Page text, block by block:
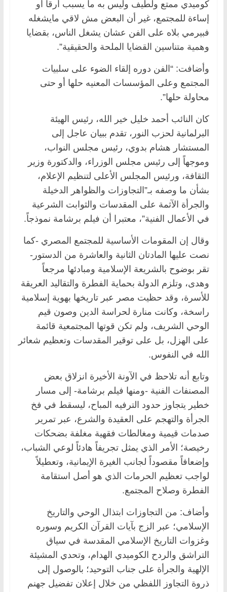
كوميدي ممتع ولطيف وليس به ما يسبب أرقا أو
إساءة للمجتمع، غير أن البعض مش لاقي مايشغله
فبيرمي بلاه على الفن عشان يشغل الناس، بقضايا
وهمية متناسين القضايا الملحة والحقيقية”.
وأضافت: “الفن دوره إلقاء الضوء على سلبيات
المجتمع وعلى المؤسسات المعنيه حلها أو حتى
محاولة حلها”.
كان النائب أحمد خليل خير الله، رئيس الهيئة
البرلمانية لحزب النور، تقدم ببيان عاجل إلى
المستشار هشام بدوي، رئيس مجلس النواب،
وموجهاً إلى رئيس مجلس الوزراء، والدكتورة وزير
الثقافة، ورئيس المجلس الأعلى لتنظيم الإعلام،
بشأن ما وصفه بـ”التجاوزات والظواهر الدخيلة
والجرأة الآثمة على المقدسات والثوابت الشرعية
في الأعمال الفنية”، معتبرا أن فيلم برشامة نموذجاً.
وقال إن المقومات الأساسية للمجتمع المصري -كما
نصت عليها المادتان الثانية والعاشرة من الدستور-
تقر بوضوح بالشريعة الإسلامية ومبادئها مرجعاً
وهدى، وتلزم الدولة بحماية الفطرة والتقاليد العريقة
للأسرة، وقد حظيت مصر عبر تاريخها بهوية إسلامية
راسخة، وكانت منارة لحراسة الدين وصون قيم
الوحي الشريف، ولم تكن قوتها المجتمعية قائمة
على الهزل، بل على توقير المقدسات وتعظيم شعائر
الله في النفوس.
وتابع أنه تلاحظ في الآونة الأخيرة انزلاق بعض
المصنفات الفنية -ومنها فيلم برشامة- إلى مسار
خطير يتجاوز حدود الترفيه المباح، ليسقط في فخ
الجرأة والتهجم على العقيدة والشرع، عبر تمرير
صدمات قيمية ومغالطات فقهية مغلفة بضحكات
رخيصة؛ الأمر الذي يمثل تجريفاً هادئاً لوعي الشباب،
وإضعافاً مقصوداً لجانب الغيرة الإيمانية، وتعطيلاً
لواجب تعظيم الحرمات الذي هو أصل استقامة
الفطرة وصلاح المجتمع.
وأضاف: من التجاوزات ابتذال الوحي والتاريخ
الإسلامي؛ عبر الزج بآيات القرآن الكريم وسوره
وغزوات التاريخ الإسلامي المقدسة في سياق
التراشق والردح الكوميدي الهدام، وتحدي المشيئة
الإلهية والجرأة على جناب التوحيد؛ بالوصول إلى
ذروة التجاوز اللفظي من خلال إعلان تفضيل جهنم